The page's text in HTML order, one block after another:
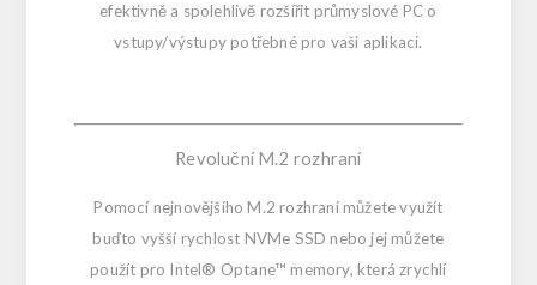
efektivně a spolehlivě rozšířit průmyslové PC o
vstupy/výstupy potřebné pro vaši aplikaci.
Revoluční M.2 rozhraní
Pomocí nejnovějšího M.2 rozhraní můžete využít
buďto vyšší rychlost NVMe SSD nebo jej můžete
použít pro Intel® Optane™ memory, která zrychlí